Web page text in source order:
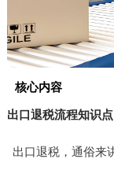
核心内容
出口退税流程知识点
出口退税，通俗来